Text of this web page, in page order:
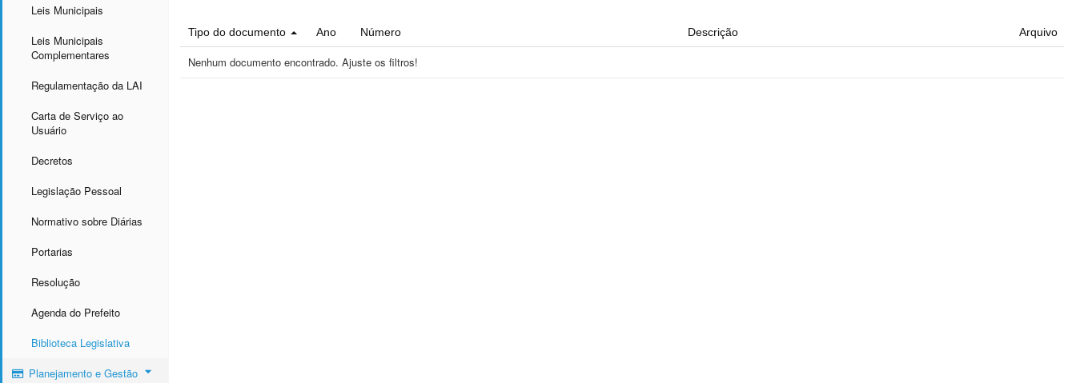
Leis Municipais
Leis Municipais
Complementares
Regulamentação da LAI
Carta de Serviço ao
Usuário
Decretos
Legislação Pessoal
Normativo sobre Diárias
Portarias
Resolução
Agenda do Prefeito
Biblioteca Legislativa
Planejamento e Gestão
Tipo do documento Ano Número Descrição Arquivo
Nenhum documento encontrado. Ajuste os filtros!